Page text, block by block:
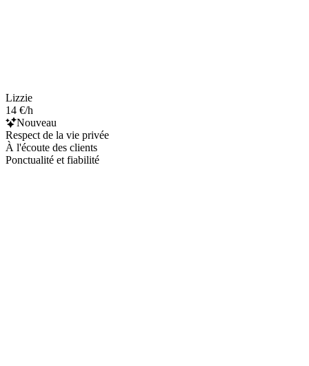
Lizzie
14 €/h
Nouveau
Respect de la vie privée
À l'écoute des clients
Ponctualité et fiabilité